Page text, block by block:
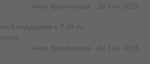
Анна Культикова - 16 Сен 2015
поддержке с 7,09 по
Анна Культикова - 04 Сен 2015